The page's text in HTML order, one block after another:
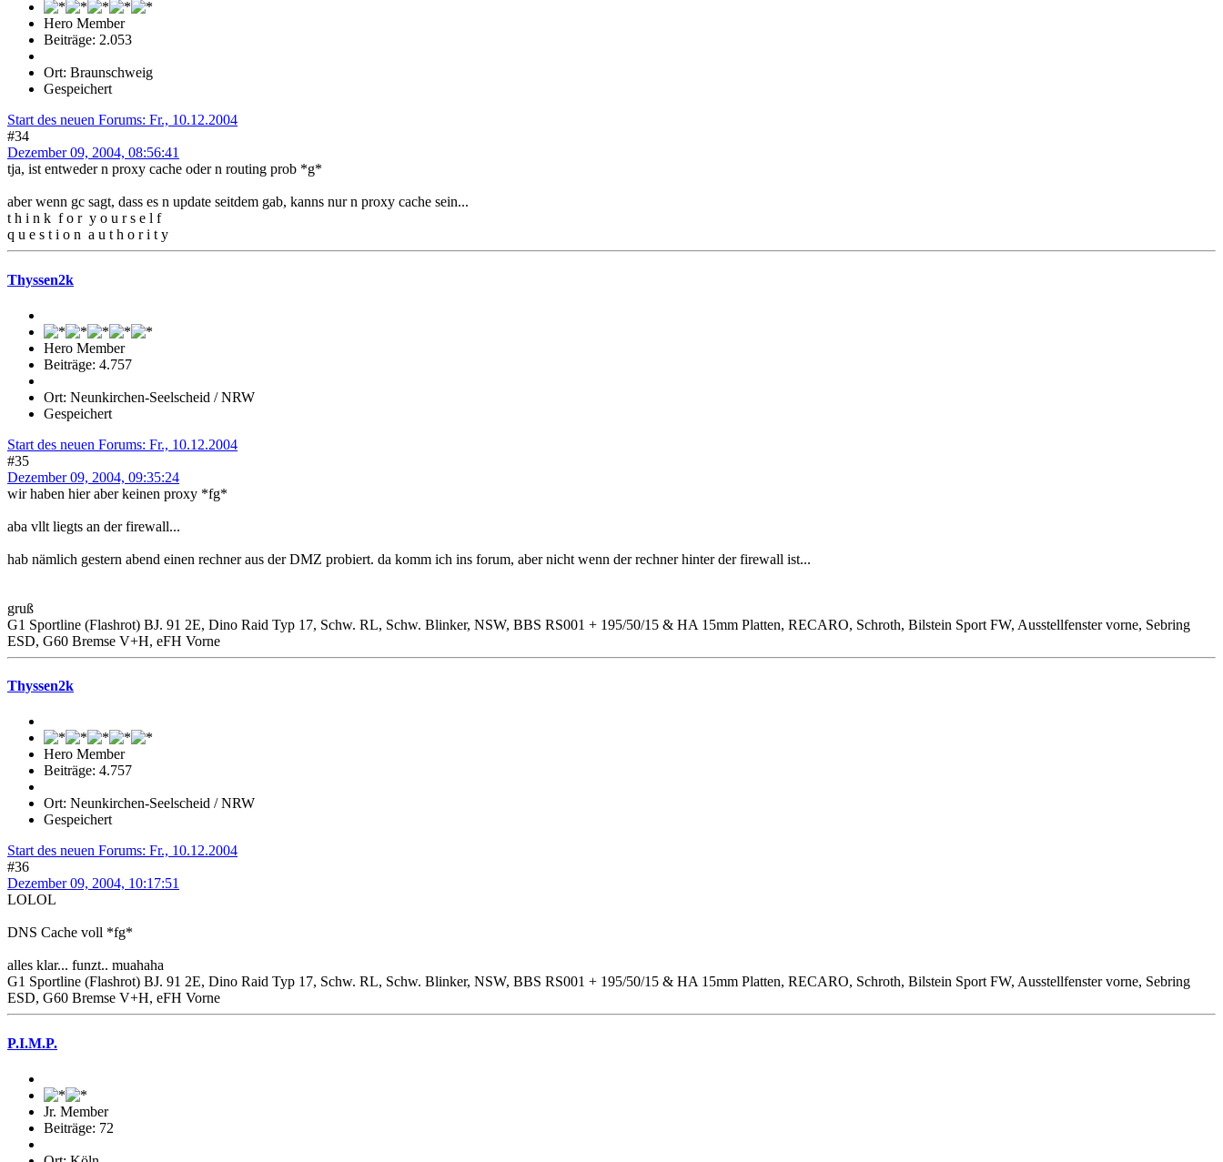
Hero Member
Beiträge: 2.053
Ort: Braunschweig
Gespeichert
Start des neuen Forums: Fr., 10.12.2004
#34
Dezember 09, 2004, 08:56:41
tja, ist entweder n proxy cache oder n routing prob *g*
aber wenn gc sagt, dass es n update seitdem gab, kanns nur n proxy cache sein...
t h i n k f o r y o u r s e l f
q u e s t i o n a u t h o r i t y
Thyssen2k
Hero Member
Beiträge: 4.757
Ort: Neunkirchen-Seelscheid / NRW
Gespeichert
Start des neuen Forums: Fr., 10.12.2004
#35
Dezember 09, 2004, 09:35:24
wir haben hier aber keinen proxy *fg*
aba vllt liegts an der firewall...
hab nämlich gestern abend einen rechner aus der DMZ probiert. da komm ich ins forum, aber nicht wenn der rechner hinter der firewall ist...
gruß
G1 Sportline (Flashrot) BJ. 91 2E, Dino Raid Typ 17, Schw. RL, Schw. Blinker, NSW, BBS RS001 + 195/50/15 & HA 15mm Platten, RECARO, Schroth, Bilstein Sport FW, Ausstellfenster vorne, Sebring
ESD, G60 Bremse V+H, eFH Vorne
Thyssen2k
Hero Member
Beiträge: 4.757
Ort: Neunkirchen-Seelscheid / NRW
Gespeichert
Start des neuen Forums: Fr., 10.12.2004
#36
Dezember 09, 2004, 10:17:51
LOLOL
DNS Cache voll *fg*
alles klar... funzt.. muahaha
G1 Sportline (Flashrot) BJ. 91 2E, Dino Raid Typ 17, Schw. RL, Schw. Blinker, NSW, BBS RS001 + 195/50/15 & HA 15mm Platten, RECARO, Schroth, Bilstein Sport FW, Ausstellfenster vorne, Sebring
ESD, G60 Bremse V+H, eFH Vorne
P.I.M.P.
Jr. Member
Beiträge: 72